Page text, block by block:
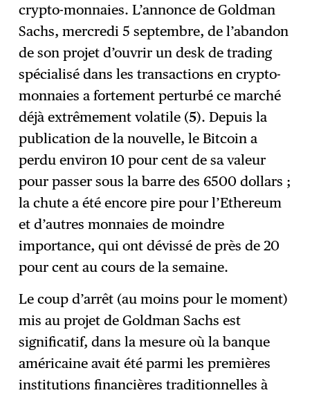
→
crypto-monnaies. L’annonce de Goldman
Sachs, mercredi 5 septembre, de l’abandon
de son projet d’ouvrir un desk de trading
spécialisé dans les transactions en crypto-
monnaies a fortement perturbé ce marché
déjà extrêmement volatile (5). Depuis la
publication de la nouvelle, le Bitcoin a
perdu environ 10 pour cent de sa valeur
pour passer sous la barre des 6500 dollars ;
la chute a été encore pire pour l’Ethereum
et d’autres monnaies de moindre
importance, qui ont dévissé de près de 20
pour cent au cours de la semaine.
Le coup d’arrêt (au moins pour le moment)
mis au projet de Goldman Sachs est
significatif, dans la mesure où la banque
américaine avait été parmi les premières
institutions financières traditionnelles à